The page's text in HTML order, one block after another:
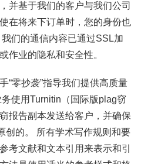
并基于我们的客户与我们公司
在将来下订单时，您的身份也
们的通信内容已通过SSL加
作业的隐私和安全性。
“零抄袭”指导我们提供高质量
使用Turnitin（国际版plag窃
报告副本发送给客户，并确保
创的。 所有学术写作规则和要
考文献和文本引用来表示和引